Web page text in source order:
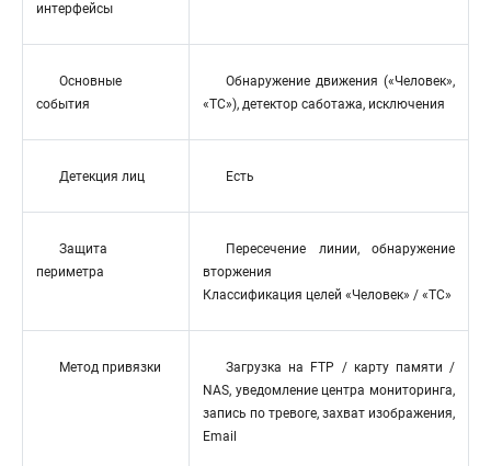
интерфейсы
Основные
события
Обнаружение движения («Человек»,
«ТС»), детектор саботажа, исключения
Детекция лиц Есть
Защита
периметра
Пересечение линии, обнаружение
вторжения
Классификация целей «Человек» / «ТС»
Метод привязки
Загрузка на FTP / карту памяти /
NAS, уведомление центра мониторинга,
запись по тревоге, захват изображения,
Email